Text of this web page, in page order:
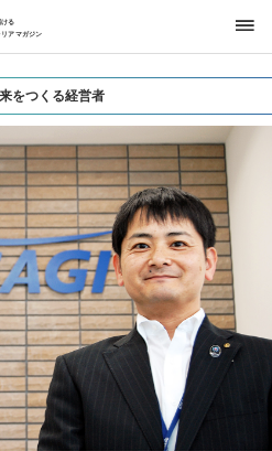
ける
リアマガジン
をつくる経営者